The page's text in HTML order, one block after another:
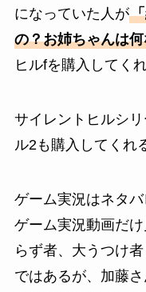
になっていた人が
の？お姉ちゃんは
ヒルfを購入してく
サイレントヒルシ
ル2も購入してくれ
ゲーム実況はネタバ
ゲーム実況動画だ
らず者、大うつけ
ではあるが、加藤